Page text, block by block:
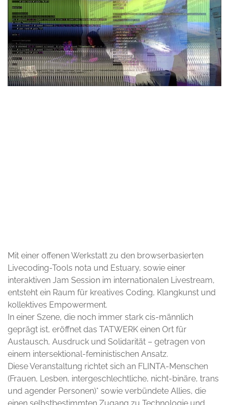
Mit einer offenen Werkstatt zu den browserbasierten
Livecoding-Tools nota und Estuary, sowie einer
interaktiven Jam Session im internationalen Livestream,
entsteht ein Raum für kreatives Coding, Klangkunst und
kollektives Empowerment.
In einer Szene, die noch immer stark cis-männlich
geprägt ist, eröffnet das TATWERK einen Ort für
Austausch, Ausdruck und Solidarität – getragen von
einem intersektional-feministischen Ansatz.
Diese Veranstaltung richtet sich an FLINTA-Menschen
(Frauen, Lesben, intergeschlechtliche, nicht-binäre, trans
und agender Personen)* sowie verbündete Allies, die